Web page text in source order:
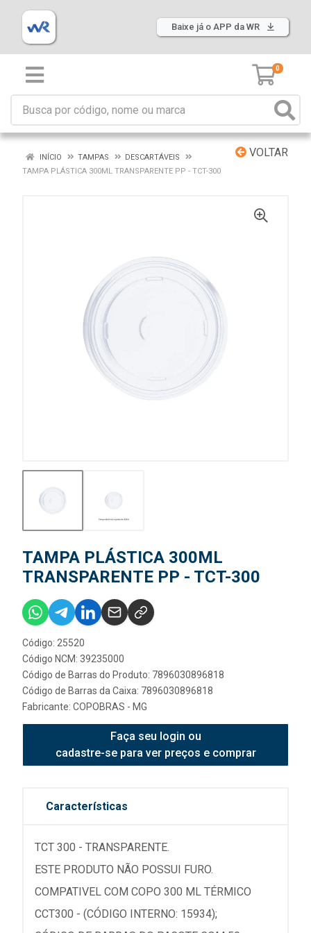
Baixe já o APP da WR
0
VOLTAR
INÍCIO TAMPAS
DESCARTÁVEIS
TAMPA PLÁSTICA 300ML TRANSPARENTE PP - TCT-300
TAMPA PLÁSTICA 300ML
TRANSPARENTE PP - TCT-300
Código: 25520
Código NCM: 39235000
Código de Barras do Produto: 7896030896818
Código de Barras da Caixa: 7896030896818
Fabricante: COPOBRAS - MG
Faça seu login ou
cadastre-se para ver preços e comprar
Características
TCT 300 - TRANSPARENTE.
ESTE PRODUTO NÃO POSSUI FURO.
COMPATIVEL COM COPO 300 ML TÉRMICO
CCT300 - (CÓDIGO INTERNO: 15934);